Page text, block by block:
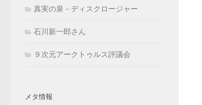
真実の泉－ディスクロージャー
石川新一郎さん
９次元アークトゥルス評議会
メタ情報